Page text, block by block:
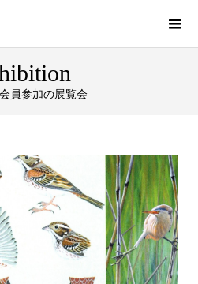
員参加の展覧会